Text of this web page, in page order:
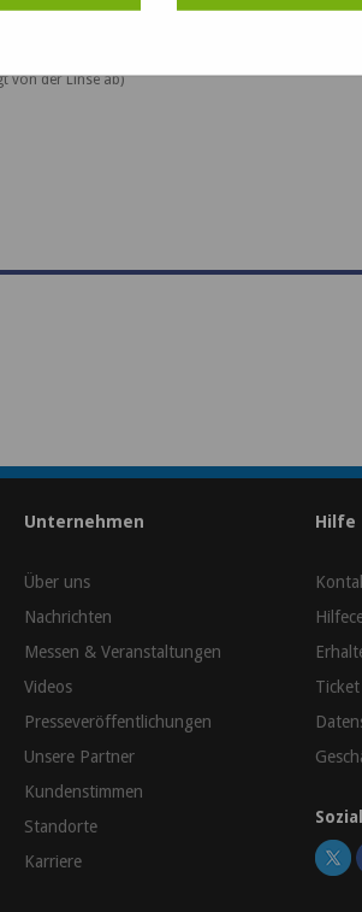
von der Linse ab)
Unternehmen
Über uns
Nachrichten
Messen & Veranstaltungen
Videos
Presseveröffentlichungen
Unsere Partner
Kundenstimmen
Standorte
Karriere
Hilfe
Sozial